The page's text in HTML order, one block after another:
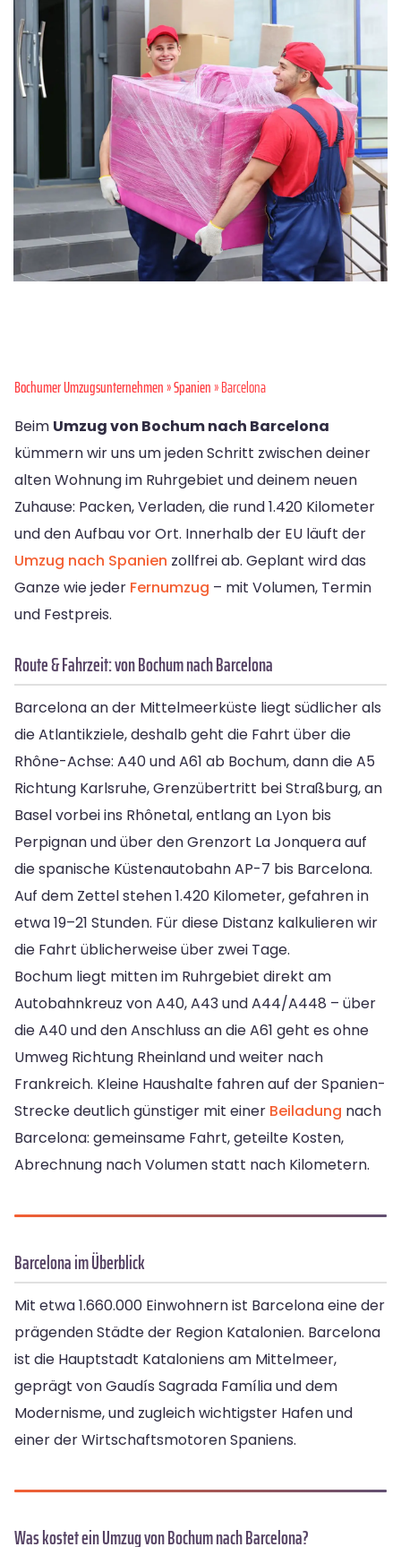
Bochumer Umzugsunternehmen»Spanien» Barcelona
Beim Umzug von Bochum nach Barcelona
kümmern wir uns um jeden Schritt zwischen deiner
alten Wohnung im Ruhrgebiet und deinem neuen
Zuhause: Packen, Verladen, die rund 1.420 Kilometer
und den Aufbau vor Ort. Innerhalb der EU läuft der
Umzug nach Spanien zollfrei ab. Geplant wird das
Ganze wie jeder Fernumzug – mit Volumen, Termin
und Festpreis.
Route & Fahrzeit: von Bochum nach Barcelona
Barcelona an der Mittelmeerküste liegt südlicher als
die Atlantikziele, deshalb geht die Fahrt über die
Rhône-Achse: A40 und A61 ab Bochum, dann die A5
Richtung Karlsruhe, Grenzübertritt bei Straßburg, an
Basel vorbei ins Rhônetal, entlang an Lyon bis
Perpignan und über den Grenzort La Jonquera auf
die spanische Küstenautobahn AP-7 bis Barcelona.
Auf dem Zettel stehen 1.420 Kilometer, gefahren in
etwa 19–21 Stunden. Für diese Distanz kalkulieren wir
die Fahrt üblicherweise über zwei Tage.
Bochum liegt mitten im Ruhrgebiet direkt am
Autobahnkreuz von A40, A43 und A44/A448 – über
die A40 und den Anschluss an die A61 geht es ohne
Umweg Richtung Rheinland und weiter nach
Frankreich. Kleine Haushalte fahren auf der Spanien-
Strecke deutlich günstiger mit einer Beiladung nach
Barcelona: gemeinsame Fahrt, geteilte Kosten,
Abrechnung nach Volumen statt nach Kilometern.
Barcelona im Überblick
Mit etwa 1.660.000 Einwohnern ist Barcelona eine der
prägenden Städte der Region Katalonien. Barcelona
ist die Hauptstadt Kataloniens am Mittelmeer,
geprägt von Gaudís Sagrada Família und dem
Modernisme, und zugleich wichtigster Hafen und
einer der Wirtschaftsmotoren Spaniens.
Was kostet ein Umzug von Bochum nach Barcelona?